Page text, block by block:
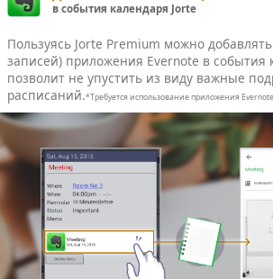
в события календаря Jorte
Пользуясь Jorte Premium можно
записей) приложения Еvernote в события
позволит не упустить из виду важные
расписаний.*Требуется использование приложения